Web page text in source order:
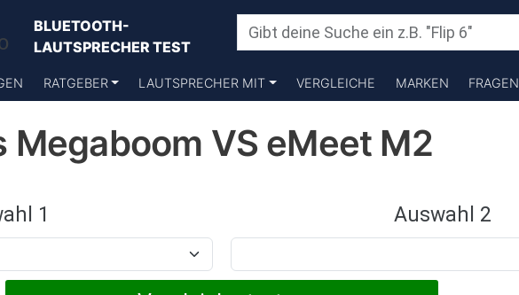
BLUETOOTH-
LAUTSPRECHER TEST
RATGEBER LAUTSPRECHER MIT VERGLEICHE MARKEN FRAGEN
Megaboom VS eMeet M2
1 Auswahl 2